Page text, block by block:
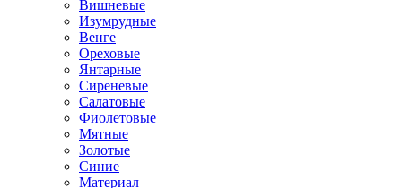
Вишневые
Изумрудные
Венге
Ореховые
Янтарные
Сиреневые
Салатовые
Фиолетовые
Мятные
Золотые
Синие
Материал